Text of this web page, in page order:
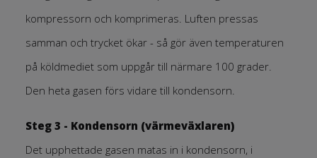
kompressorn och komprimeras. Luften pressas
samman och trycket ökar - så gör även temperaturen
på köldmediet som uppgår till närmare 100 grader.
Den heta gasen förs vidare till kondensorn.
Steg 3 - Kondensorn (värmeväxlaren)
Det upphettade gasen matas in i kondensorn, i